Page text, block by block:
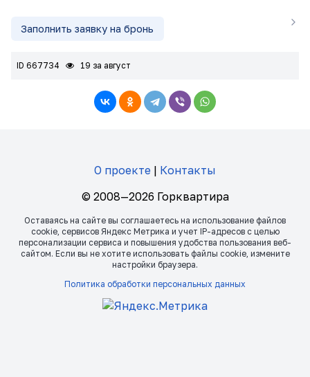
Заполнить заявку на бронь
ID 667734 19 за август
О проекте | Контакты
© 2008—2026 Горквартира
Оставаясь на сайте вы соглашаетесь на использование файлов
сookie, сервисов Яндекс Метрика и учет IP-адресов с целью
персонализации сервиса и повышения удобства пользования веб-
сайтом. Если вы не хотите использовать файлы сookie, измените
настройки браузера.
Политика обработки персональных данных